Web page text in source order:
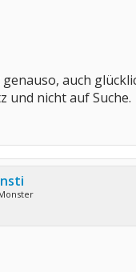
genauso, auch
und nicht auf Suche.